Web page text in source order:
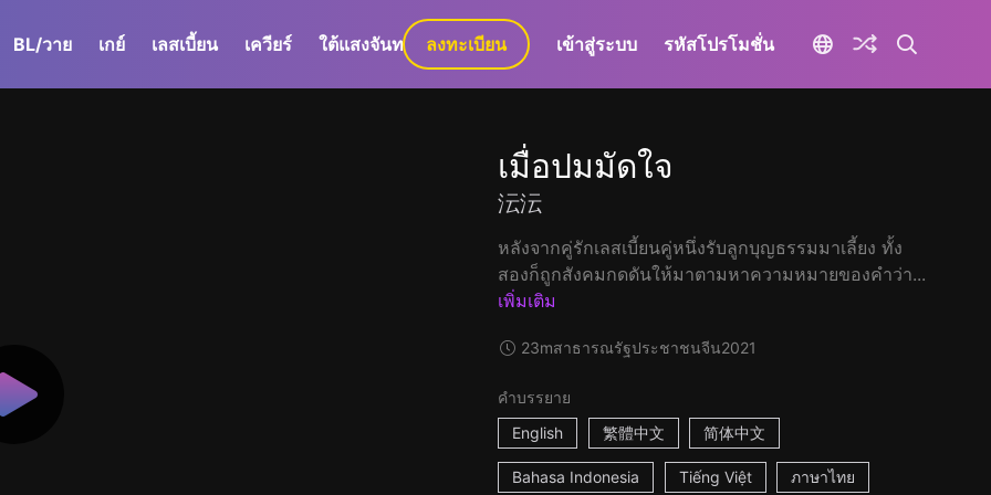
BL/วาย เกย์ เลสเบี้ยน เควียร์ ใต้แสงจันทร์ GaLa+
ลงทะเบียน เข้าสู่ระบบ รหัสโปรโมชั่น
เมื่อปมมัดใจ
沄沄
หลังจากคู่รักเลสเบี้ยนคู่หนึ่งรับลูกบุญธรรมมาเลี้ยง ทั้ง
สองก็ถูกสังคมกดดันให้มาตามหาความหมายของคำว่า...
เพิ่มเติม
23mสาธารณรัฐประชาชนจีน2021
คำบรรยาย
English
繁體中文 简体中文
Bahasa Indonesia Tiếng Việt ภาษาไทย